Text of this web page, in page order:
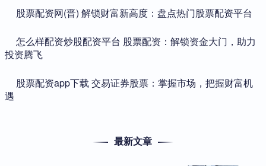
​股票配资网(晋) 解锁财富新高度：盘点热门股票配资平台
​怎么样配资炒股配资平台 股票配资：解锁资金大门，助力
投资腾飞
​股票配资app下载 交易证券股票：掌握市场，把握财富机
遇
最新文章